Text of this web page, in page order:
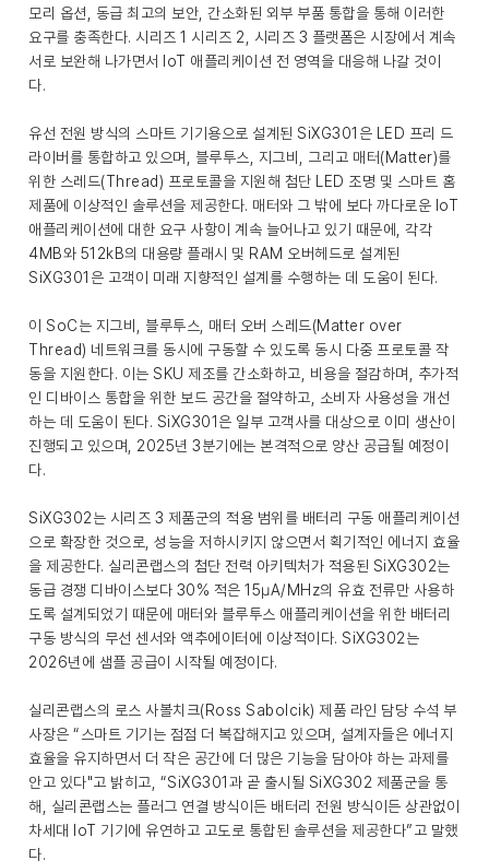
모리 옵션, 동급 최고의 보안, 간소화된 외부 부품 통합을 통해 이러한
요구를 충족한다. 시리즈 1 시리즈 2, 시리즈 3 플랫폼은 시장에서 계속
서로 보완해 나가면서 IoT 애플리케이션 전 영역을 대응해 나갈 것이
다.
유선 전원 방식의 스마트 기기용으로 설계된 SiXG301은 LED 프리 드
라이버를 통합하고 있으며, 블루투스, 지그비, 그리고 매터(Matter)를
위한 스레드(Thread) 프로토콜을 지원해 첨단 LED 조명 및 스마트 홈
제품에 이상적인 솔루션을 제공한다. 매터와 그 밖에 보다 까다로운 IoT
애플리케이션에 대한 요구 사항이 계속 늘어나고 있기 때문에, 각각
4MB와 512kB의 대용량 플래시 및 RAM 오버헤드로 설계된
SiXG301은 고객이 미래 지향적인 설계를 수행하는 데 도움이 된다.
이 SoC는 지그비, 블루투스, 매터 오버 스레드(Matter over
Thread) 네트워크를 동시에 구동할 수 있도록 동시 다중 프로토콜 작
동을 지원한다. 이는 SKU 제조를 간소화하고, 비용을 절감하며, 추가적
인 디바이스 통합을 위한 보드 공간을 절약하고, 소비자 사용성을 개선
하는 데 도움이 된다. SiXG301은 일부 고객사를 대상으로 이미 생산이
진행되고 있으며, 2025년 3분기에는 본격적으로 양산 공급될 예정이
다.
SiXG302는 시리즈 3 제품군의 적용 범위를 배터리 구동 애플리케이션
으로 확장한 것으로, 성능을 저하시키지 않으면서 획기적인 에너지 효율
을 제공한다. 실리콘랩스의 첨단 전력 아키텍처가 적용된 SiXG302는
동급 경쟁 디바이스보다 30% 적은 15µA/MHz의 유효 전류만 사용하
도록 설계되었기 때문에 매터와 블루투스 애플리케이션을 위한 배터리
구동 방식의 무선 센서와 액추에이터에 이상적이다. SiXG302는
2026년에 샘플 공급이 시작될 예정이다.
실리콘랩스의 로스 사볼치크(Ross Sabolcik) 제품 라인 담당 수석 부
사장은 “스마트 기기는 점점 더 복잡해지고 있으며, 설계자들은 에너지
효율을 유지하면서 더 작은 공간에 더 많은 기능을 담아야 하는 과제를
안고 있다"고 밝히고, “SiXG301과 곧 출시될 SiXG302 제품군을 통
해, 실리콘랩스는 플러그 연결 방식이든 배터리 전원 방식이든 상관없이
차세대 IoT 기기에 유연하고 고도로 통합된 솔루션을 제공한다”고 말했
다.